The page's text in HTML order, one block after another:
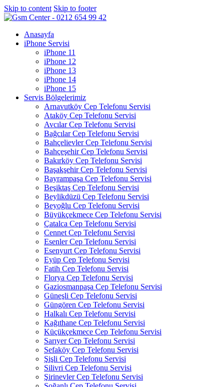
Skip to content Skip to footer
Anasayfa
iPhone Servisi
iPhone 11
iPhone 12
iPhone 13
iPhone 14
iPhone 15
Servis Bölgelerimiz
Arnavutköy Cep Telefonu Servisi
Ataköy Cep Telefonu Servisi
Avcılar Cep Telefonu Servisi
Bağcılar Cep Telefonu Servisi
Bahçelievler Cep Telefonu Servisi
Bahçeşehir Cep Telefonu Servisi
Bakırköy Cep Telefonu Servisi
Başakşehir Cep Telefonu Servisi
Bayrampaşa Cep Telefonu Servisi
Beşiktaş Cep Telefonu Servisi
Beylikdüzü Cep Telefonu Servisi
Beyoğlu Cep Telefonu Servisi
Büyükçekmece Cep Telefonu Servisi
Çatalca Cep Telefonu Servisi
Cennet Cep Telefonu Servisi
Esenler Cep Telefonu Servisi
Esenyurt Cep Telefonu Servisi
Eyüp Cep Telefonu Servisi
Fatih Cep Telefonu Servisi
Florya Cep Telefonu Servisi
Gaziosmanpaşa Cep Telefonu Servisi
Güneşli Cep Telefonu Servisi
Güngören Cep Telefonu Servisi
Halkalı Cep Telefonu Servisi
Kağıthane Cep Telefonu Servisi
Küçükçekmece Cep Telefonu Servisi
Sarıyer Cep Telefonu Servisi
Sefaköy Cep Telefonu Servisi
Şişli Cep Telefonu Servisi
Silivri Cep Telefonu Servisi
Şirinevler Cep Telefonu Servisi